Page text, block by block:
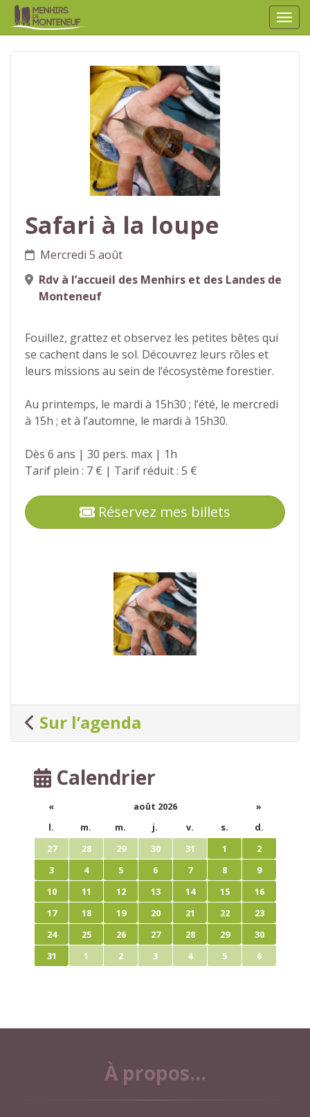
Safari à la loupe
Mercredi 5 août
Rdv à l’accueil des Menhirs et des Landes de
Monteneuf
Fouillez, grattez et observez les petites bêtes qui
se cachent dans le sol. Découvrez leurs rôles et
leurs missions au sein de l’écosystème forestier.
Au printemps, le mardi à 15h30 ; l’été, le mercredi
à 15h ; et à l’automne, le mardi à 15h30.
Dès 6 ans | 30 pers. max | 1h
Tarif plein : 7 € | Tarif réduit : 5 €
Réservez mes billets
Sur l’agenda
Calendrier
« août 2026
»
l.
m. m. j. v. s.
d.
27
28 29 30 31 1
2
3
4 5 6 7 8
9
10
11 12 13 14 15
16
17
18 19 20 21 22
23
24
25 26 27 28 29
30
31
1 2 3 4 5 6
À propos...